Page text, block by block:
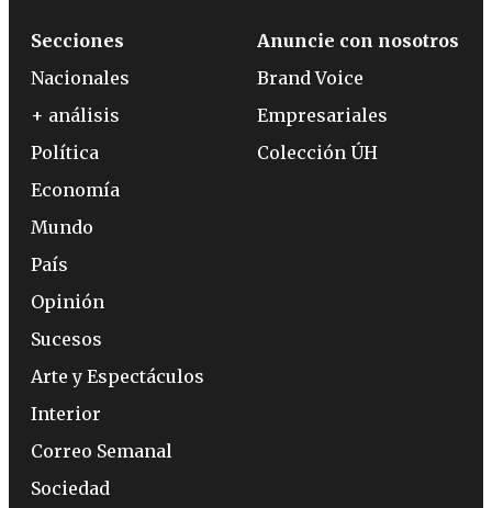
Secciones
Nacionales
+ análisis
Política
Economía
Mundo
País
Opinión
Sucesos
Arte y Espectáculos
Interior
Correo Semanal
Sociedad
Anuncie con nosotros
Brand Voice
Empresariales
Colección ÚH